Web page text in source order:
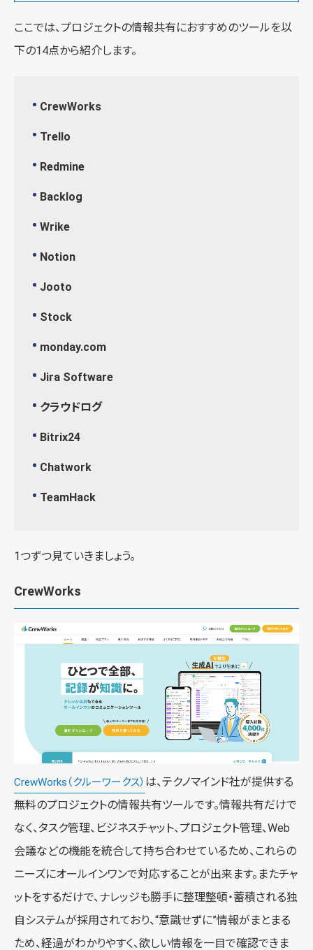
ここでは、プロジェクトの情報共有におすすめのツールを以
下の14点から紹介します。
CrewWorks
Trello
Redmine
Backlog
Wrike
Notion
Jooto
Stock
monday.com
Jira Software
クラウドログ
Bitrix24
Chatwork
TeamHack
1つずつ見ていきましょう。
CrewWorks
CrewWorks（クルーワークス） は、テクノマインド社が提供する
無料のプロジェクトの情報共有ツールです。情報共有だけで
なく、タスク管理、ビジネスチャット、プロジェクト管理、Web
会議などの機能を統合して持ち合わせているため、これらの
ニーズにオールインワンで対応することが出来ます。またチャ
ットをするだけで、ナレッジも勝手に整理整頓・蓄積される独
自システムが採用されており、“意識せずに”情報がまとまる
ため、経過がわかりやすく、欲しい情報を一目で確認できま